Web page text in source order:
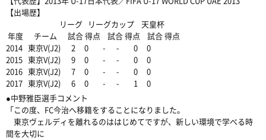
【出場歴】
リーグ リーグカップ 天皇杯
年度 チーム 試合 得点 試合 得点 試合 得点
2014 東京V(J2) 2 0 - - 0 0
2015 東京V(J2) 9 0 - - 0 0
2016 東京V(J2) 7 0 - - 0 0
2017 東京V(J2) 6 0 - - 1 0
●中野雅臣選手コメント
「この度、FC今治へ移籍をすることになりました。
東京ヴェルディを離れるのははじめてですが、新しい環境で学べる時
間を大切に